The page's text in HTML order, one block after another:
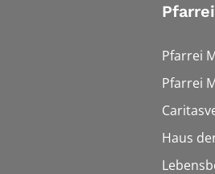
Pfarrei
Pfarrei
Haus